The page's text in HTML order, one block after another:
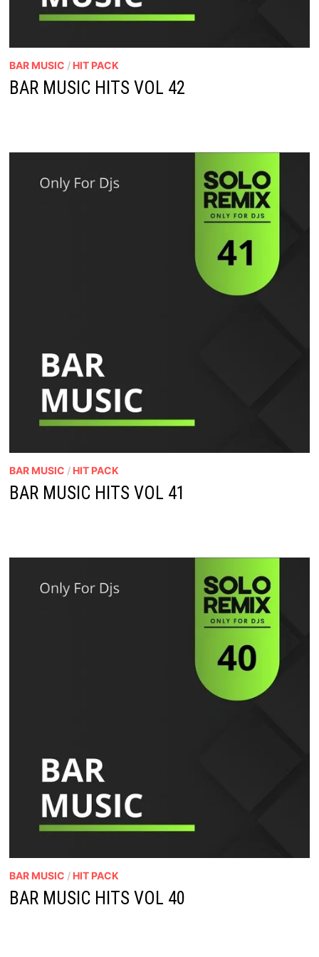
BAR MUSIC / HIT PACK
BAR MUSIC HITS VOL 42
BAR MUSIC / HIT PACK
BAR MUSIC HITS VOL 41
BAR MUSIC / HIT PACK
BAR MUSIC HITS VOL 40